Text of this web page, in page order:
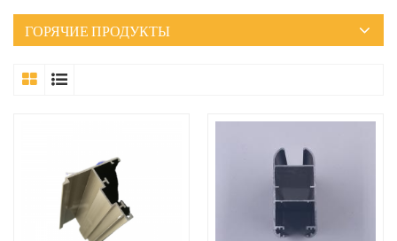
ГОРЯЧИЕ ПРОДУКТЫ